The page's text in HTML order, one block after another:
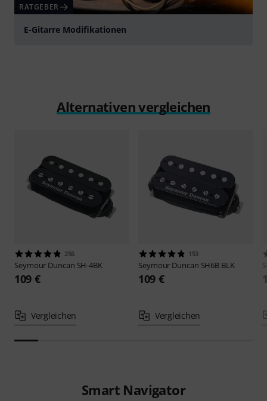
RATGEBER
E-Gitarre Modifikationen
Alternativen vergleichen
256
Seymour Duncan SH-4BK
109 €
Vergleichen
153
Seymour Duncan SH6B BLK
109 €
Vergleichen
Smart Navigator